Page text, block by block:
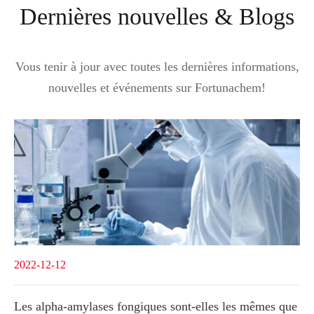
Dernières nouvelles & Blogs
Vous tenir à jour avec toutes les dernières informations,
nouvelles et événements sur Fortunachem!
2022-12-12
Les alpha-amylases fongiques sont-elles les mêmes que